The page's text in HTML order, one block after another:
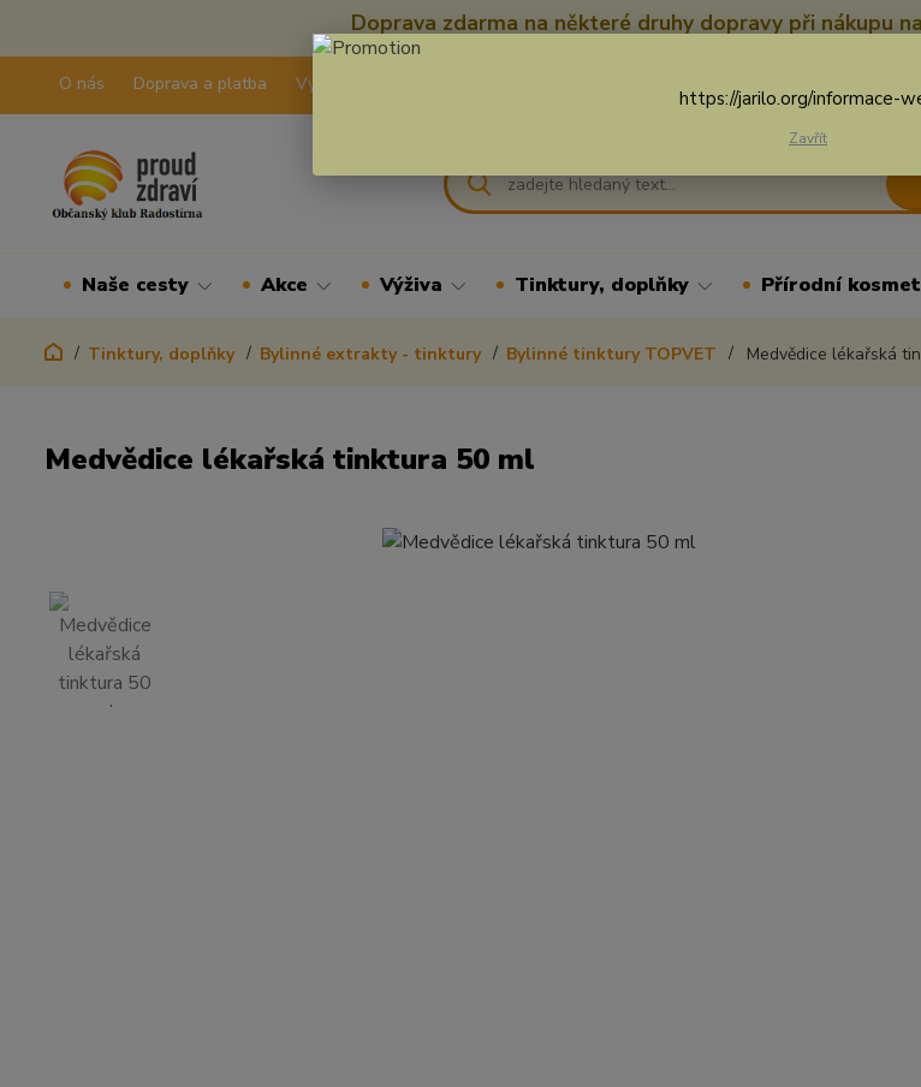
Doprava zdarma na některé druhy dopravy při nákupu
O nás Doprava a platba Výdejní pravidla
Naše cesty Akce Výživa Tinktury, doplňky Přírodní
Tinktury, doplňky Bylinné extrakty - tinktury Bylinné tinktury TOPVET Medvědice lékařská
Medvědice lékařská tinktura 50 ml
https://jarilo.org/informace-
Zavřít